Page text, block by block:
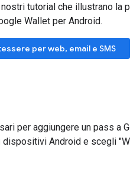
tutorial che illustrano la
Wallet per Android.
per web, email e SMS
per aggiungere un pass a
Android e scegli